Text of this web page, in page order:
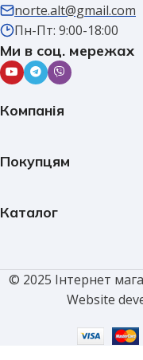
norte.alt@gmail.com
Пн-Пт: 9:00-18:00
Ми в соц. мережах
Компанія
Покупцям
Каталог
© 2025 Інтернет
Website